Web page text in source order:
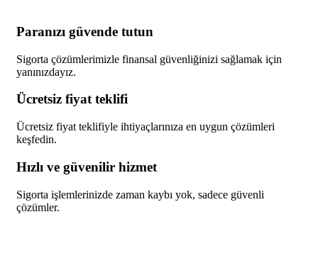
Paranızı güvende tutun
Sigorta çözümlerimizle finansal güvenliğinizi sağlamak için
yanınızdayız.
Ücretsiz fiyat teklifi
Ücretsiz fiyat teklifiyle ihtiyaçlarınıza en uygun çözümleri
keşfedin.
Hızlı ve güvenilir hizmet
Sigorta işlemlerinizde zaman kaybı yok, sadece güvenli
çözümler.